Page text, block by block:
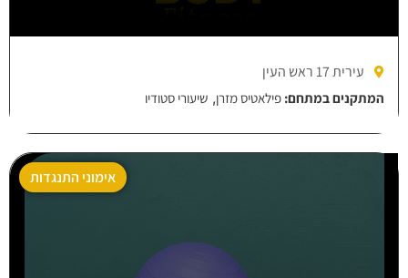
עירית 17 ראש העין
המתקנים במתחם: פילאטיס מזרן, שיעורי סטודיו
אימוני התנגדות